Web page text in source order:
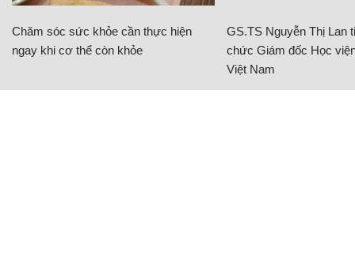
Chăm sóc sức khỏe cần thực hiện
ngay khi cơ thể còn khỏe
GS.TS Nguyễn Thị Lan
chức Giám đốc Học
Việt Nam